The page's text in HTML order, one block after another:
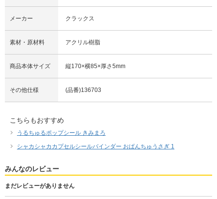
メーカー クラックス
素材・原材料 アクリル樹脂
商品本体サイズ 縦170×横85×厚さ5mm
その他仕様 (品番)136703
こちらもおすすめ
うるちゅるポップシール きみまろ
シャカシャカカプセルシールバインダー おぱんちゅうさぎ 1
みんなのレビュー
まだレビューがありません